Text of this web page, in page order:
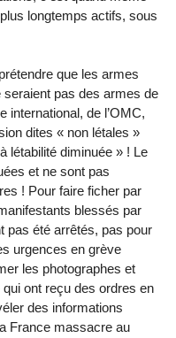
longtemps actifs, sous
que les armes
pas des armes de
de l’OMC,
dites « non létales »
létabilité diminuée » ! Le
et ne sont pas
! Pour faire ficher par
blessés par
pas été arrêtés, pas pour
urgences en grève
les photographes et
ont reçu des ordres en
des informations
France massacre au